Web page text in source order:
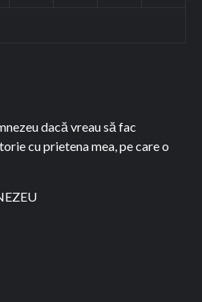
dacă vreau să fac
cu prietena mea, pe care o